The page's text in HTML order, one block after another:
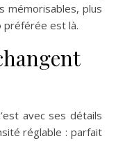
mémorisables, plus
préférée est là.
avec ses détails
réglable : parfait